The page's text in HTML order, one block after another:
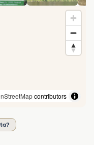
contributors